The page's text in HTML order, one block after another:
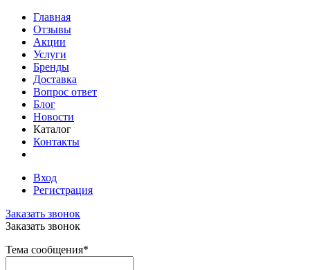
Главная
Отзывы
Акции
Услуги
Бренды
Доставка
Вопрос ответ
Блог
Новости
Каталог
Контакты
Вход
Регистрация
Заказать звонок
Заказать звонок
Тема сообщения*